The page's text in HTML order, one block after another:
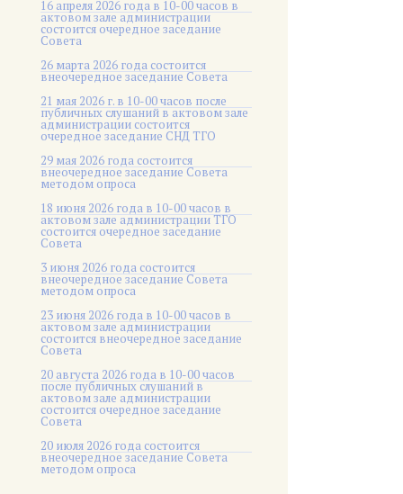
16 апреля 2026 года в 10-00 часов в
актовом зале администрации
состоится очередное заседание
Совета
26 марта 2026 года состоится
внеочередное заседание Совета
21 мая 2026 г. в 10-00 часов после
публичных слушаний в актовом зале
администрации состоится
очередное заседание СНД ТГО
29 мая 2026 года состоится
внеочередное заседание Совета
методом опроса
18 июня 2026 года в 10-00 часов в
актовом зале администрации ТГО
состоится очередное заседание
Совета
3 июня 2026 года состоится
внеочередное заседание Совета
методом опроса
23 июня 2026 года в 10-00 часов в
актовом зале администрации
состоится внеочередное заседание
Совета
20 августа 2026 года в 10-00 часов
после публичных слушаний в
актовом зале администрации
состоится очередное заседание
Совета
20 июля 2026 года состоится
внеочередное заседание Совета
методом опроса